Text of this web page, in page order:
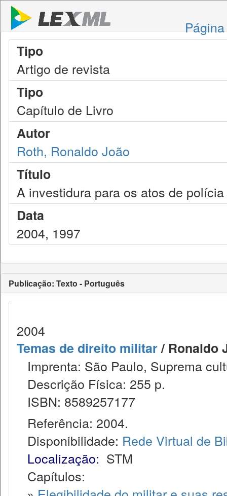
Tipo
Artigo de revista
Tipo
Capítulo de Livro
Autor
Roth, Ronaldo João
Título
A investidura para os atos de
Data
2004, 1997
Publicação: Texto - Português
2004
Temas de direito militar/ Ronaldo
Imprenta: São Paulo, Suprema
Descrição Física: 255 p.
ISBN: 8589257177
Referência: 2004.
Disponibilidade: Rede Virtual de
Localização: STM
Capítulos: